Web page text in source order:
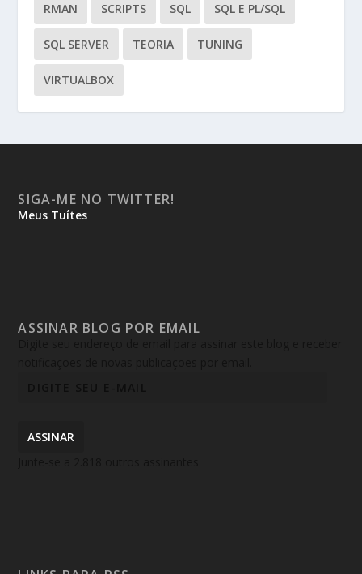
RMAN SCRIPTS SQL SQL E PL/SQL
SQL SERVER TEORIA TUNING
VIRTUALBOX
SIGA-ME NO TWITTER!
Meus Tuítes
ASSINAR BLOG POR EMAIL
ASSINAR